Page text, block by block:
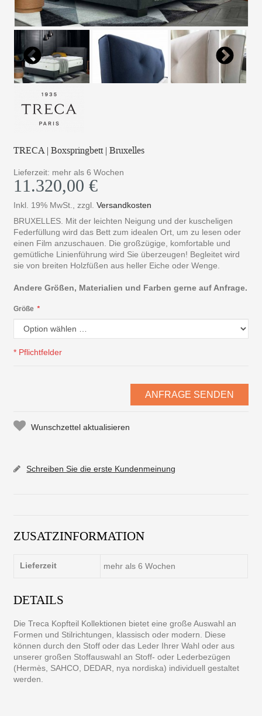
TRECA | Boxspringbett | Bruxelles
Lieferzeit: mehr als 6 Wochen
11.320,00 €
Inkl. 19% MwSt. ,zzgl.Versandkosten
BRUXELLES. Mit der leichten Neigung und der kuscheligen
Federfüllung wird das Bett zum idealen Ort, um zu lesen oder
einen Film anzuschauen. Die großzügige, komfortable und
gemütliche Linienführung wird Sie überzeugen! Begleitet wird
sie von breiten Holzfüßen aus heller Eiche oder Wenge.
Andere Größen, Materialien und Farben gerne auf Anfrage.
*
Größe
* Pflichtfelder
ANFRAGE SENDEN
Wunschzettel aktualisieren
Schreiben Sie die erste Kundenmeinung
ZUSATZINFORMATION
Lieferzeit mehr als 6 Wochen
DETAILS
Die Treca Kopfteil Kollektionen bietet eine große Auswahl an
Formen und Stilrichtungen, klassisch oder modern. Diese
können durch den Stoff oder das Leder Ihrer Wahl oder aus
unserer großen Stoffauswahl an Stoff- oder Lederbezügen
(Hermès, SAHCO, DEDAR, nya nordiska) individuell gestaltet
werden.